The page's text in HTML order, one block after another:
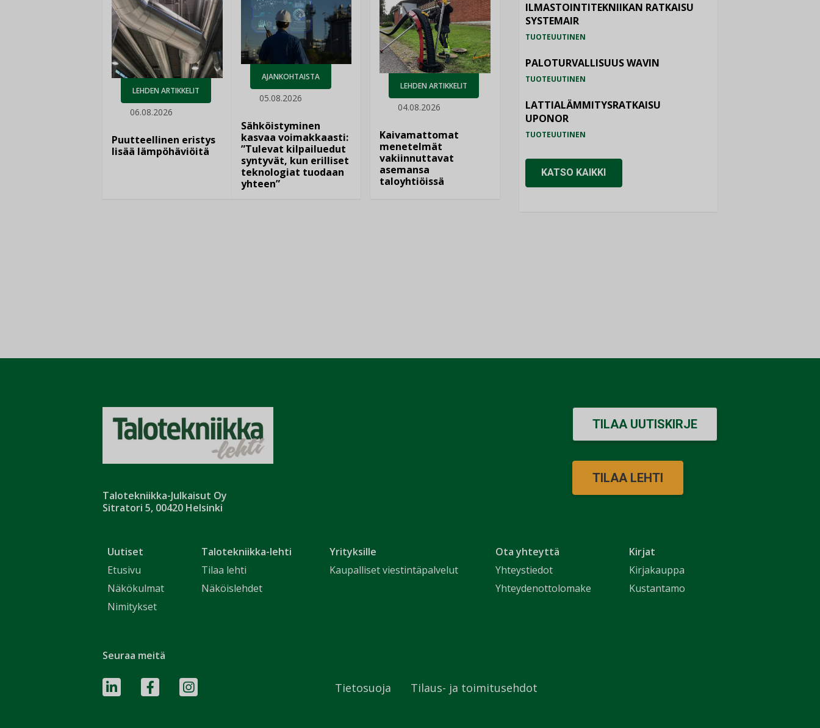
LEHDEN ARTIKKELIT
06.08.2026
Puutteellinen eristys
lisää lämpöhäviöitä
AJANKOHTAISTA
05.08.2026
Sähköistyminen
kasvaa voimakkaasti:
”Tulevat kilpailuedut
syntyvät, kun erilliset
teknologiat tuodaan
yhteen”
LEHDEN ARTIKKELIT
04.08.2026
Kaivamattomat
menetelmät
vakiinnuttavat
asemansa
taloyhtiöissä
ILMASTOINTITEKNIIKAN RATKAISU
SYSTEMAIR
TUOTEUUTINEN
PALOTURVALLISUUS WAVIN
TUOTEUUTINEN
LATTIALÄMMITYSRATKAISU
UPONOR
TUOTEUUTINEN
KATSO KAIKKI
Talotekniikka-Julkaisut Oy
Sitratori 5, 00420 Helsinki
Uutiset
Etusivu
Näkökulmat
Nimitykset
Talotekniikka-lehti
Tilaa lehti
Näköislehdet
Yrityksille
Kaupalliset viestintäpalvelut
Ota yhteyttä
Yhteystiedot
Yhteydenottolomake
Kirjat
Kirjakauppa
Kustantamo
TILAA UUTISKIRJE
TILAA LEHTI
Seuraa meitä
Tietosuoja Tilaus- ja toimitusehdot